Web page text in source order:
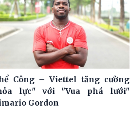
Công – Viettel tăng cường
lực" với "Vua phá lưới"
Gordon